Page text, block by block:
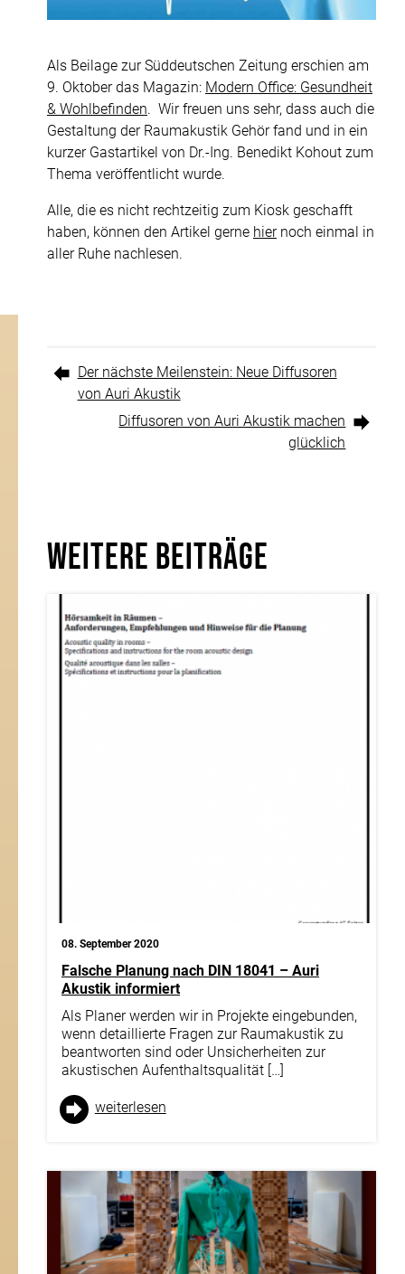
Projekte
Akustik Blog
F+E
Über uns
Diffusoren
zu
Webdesign byFEUER­
WASSER
Als Beilage zur Süddeutschen Zeitung erschien am
9. Oktober das Magazin: Modern Office: Gesundheit
& Wohlbefinden. Wir freuen uns sehr, dass auch die
Gestaltung der Raumakustik Gehör fand und in ein
kurzer Gastartikel von Dr.-Ing. Benedikt Kohout zum
Thema veröffentlicht wurde.
Alle, die es nicht rechtzeitig zum Kiosk geschafft
haben, können den Artikel gerne hiernoch einmal in
aller Ruhe nachlesen.
Der nächste Meilenstein: Neue Diffusoren
von Auri Akustik
Diffusoren von Auri Akustik machen
glücklich
Weitere Beiträge
08. September 2020
Falsche Planung nach DIN 18041 – Auri
Akustik informiert
Als Planer werden wir in Projekte eingebunden,
wenn detaillierte Fragen zur Raumakustik zu
beantworten sind oder Unsicherheiten zur
akustischen Aufenthaltsqualität […]
weiter­lesen